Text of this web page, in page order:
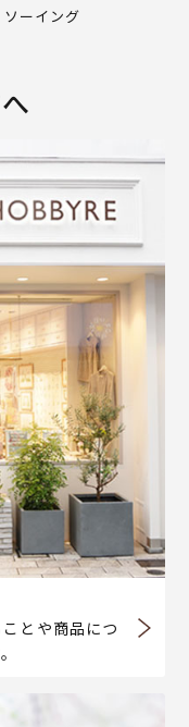
ソーイング
とや商品につ